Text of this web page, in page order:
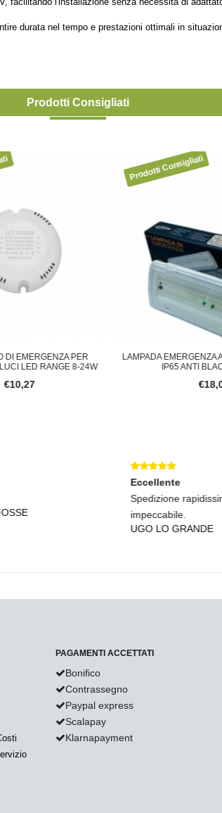
durata nel tempo e prestazioni ottimali in
Prodotti Consigliati
PER
RANGE 8-24W
LAMPADA EMERGENZA AD
IP65 ANTI BLACKOUT
Eccellente
Spedizione rapidissima e
impeccabile.
UGO LO GRANDE
PAGAMENTI ACCETTATI
Bonifico
Contrassegno
Paypal express
Scalapay
Klarnapayment